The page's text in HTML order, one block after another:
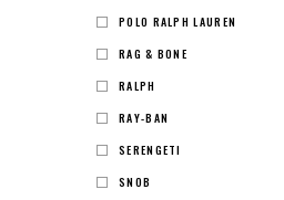
POLO RALPH LAUREN
RAG & BONE
RALPH
RAY-BAN
SERENGETI
SNOB